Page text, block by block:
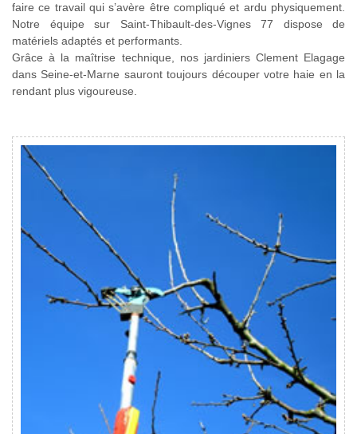
faire ce travail qui s’avère être compliqué et ardu physiquement.
Notre équipe sur Saint-Thibault-des-Vignes 77 dispose de
matériels adaptés et performants.
Grâce à la maîtrise technique, nos jardiniers Clement Elagage
dans Seine-et-Marne sauront toujours découper votre haie en la
rendant plus vigoureuse.